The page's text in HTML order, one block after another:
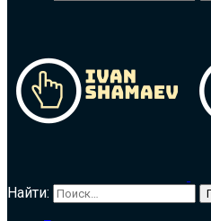
Найти: